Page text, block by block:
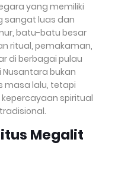
yang memiliki
sangat luas dan
batu-batu besar
ritual, pemakaman,
di berbagai pulau
bukan
masa lalu, tetapi
spiritual
Megalit